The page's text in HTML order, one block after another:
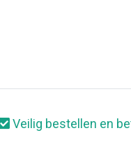
Veilig bestellen en